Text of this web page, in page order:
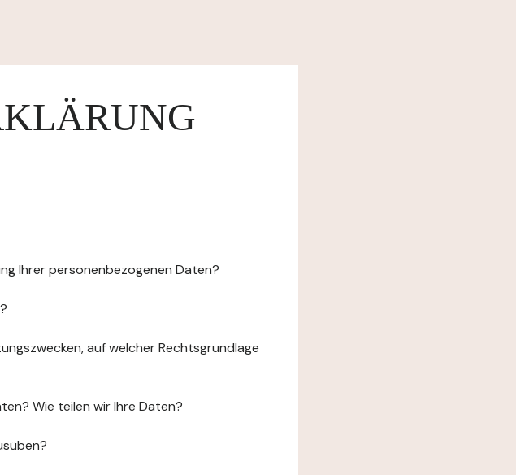
Ihrer personenbezogenen Daten?
auf welcher Rechtsgrundlage
Wie teilen wir Ihre Daten?